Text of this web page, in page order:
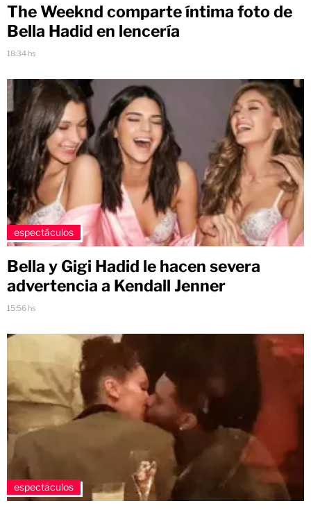
The Weeknd comparte íntima foto de
Bella Hadid en lencería
18:34 hs
espectáculos
Bella y Gigi Hadid le hacen severa
advertencia a Kendall Jenner
15:56 hs
espectáculos